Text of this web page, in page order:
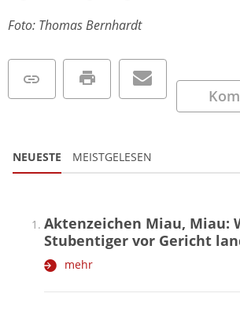
Foto: Thomas Bernhardt
NEUESTE MEISTGELESEN
Aktenzeichen Miau, Miau:
Stubentiger vor Gericht
mehr